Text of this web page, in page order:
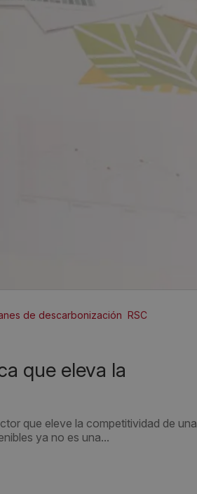
de descarbonización RSC
que eleve la competitividad de una
ya no es una...